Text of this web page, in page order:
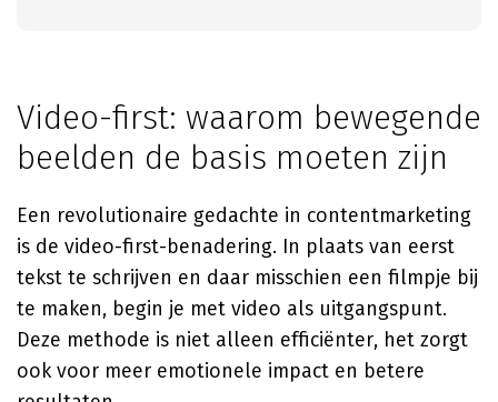
Video-first: waarom bewegende
beelden de basis moeten zijn
Een revolutionaire gedachte in contentmarketing
is de video-first-benadering. In plaats van eerst
tekst te schrijven en daar misschien een filmpje bij
te maken, begin je met video als uitgangspunt.
Deze methode is niet alleen efficiënter, het zorgt
ook voor meer emotionele impact en betere